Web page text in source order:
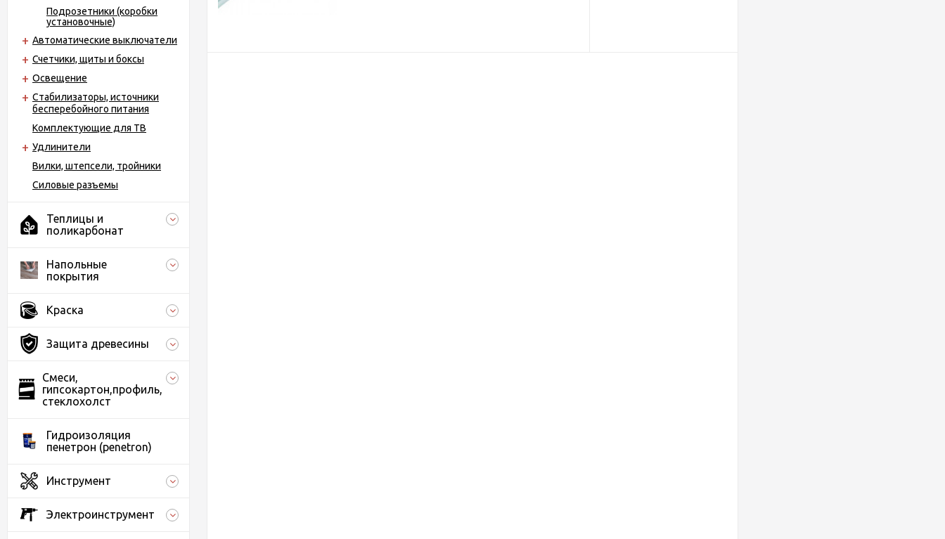
Подрозетники (коробки
установочные)
Автоматические выключатели
Счетчики, щиты и боксы
Освещение
Стабилизаторы, источники
бесперебойного питания
Комплектующие для ТВ
Удлинители
Вилки, штепсели, тройники
Силовые разъемы
Теплицы и
поликарбонат
Напольные
покрытия
Краска
Защита древесины
Смеси,
гипсокартон,профиль,
стеклохолст
Гидроизоляция
пенетрон (penetron)
Инструмент
Электроинструмент